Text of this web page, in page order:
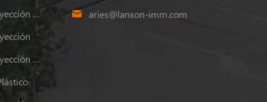
Máquina De Moldeo Por Inyección De Plástico
Máquina De Moldeo Por Inyección De Plástico
aries@lanson-imm.com